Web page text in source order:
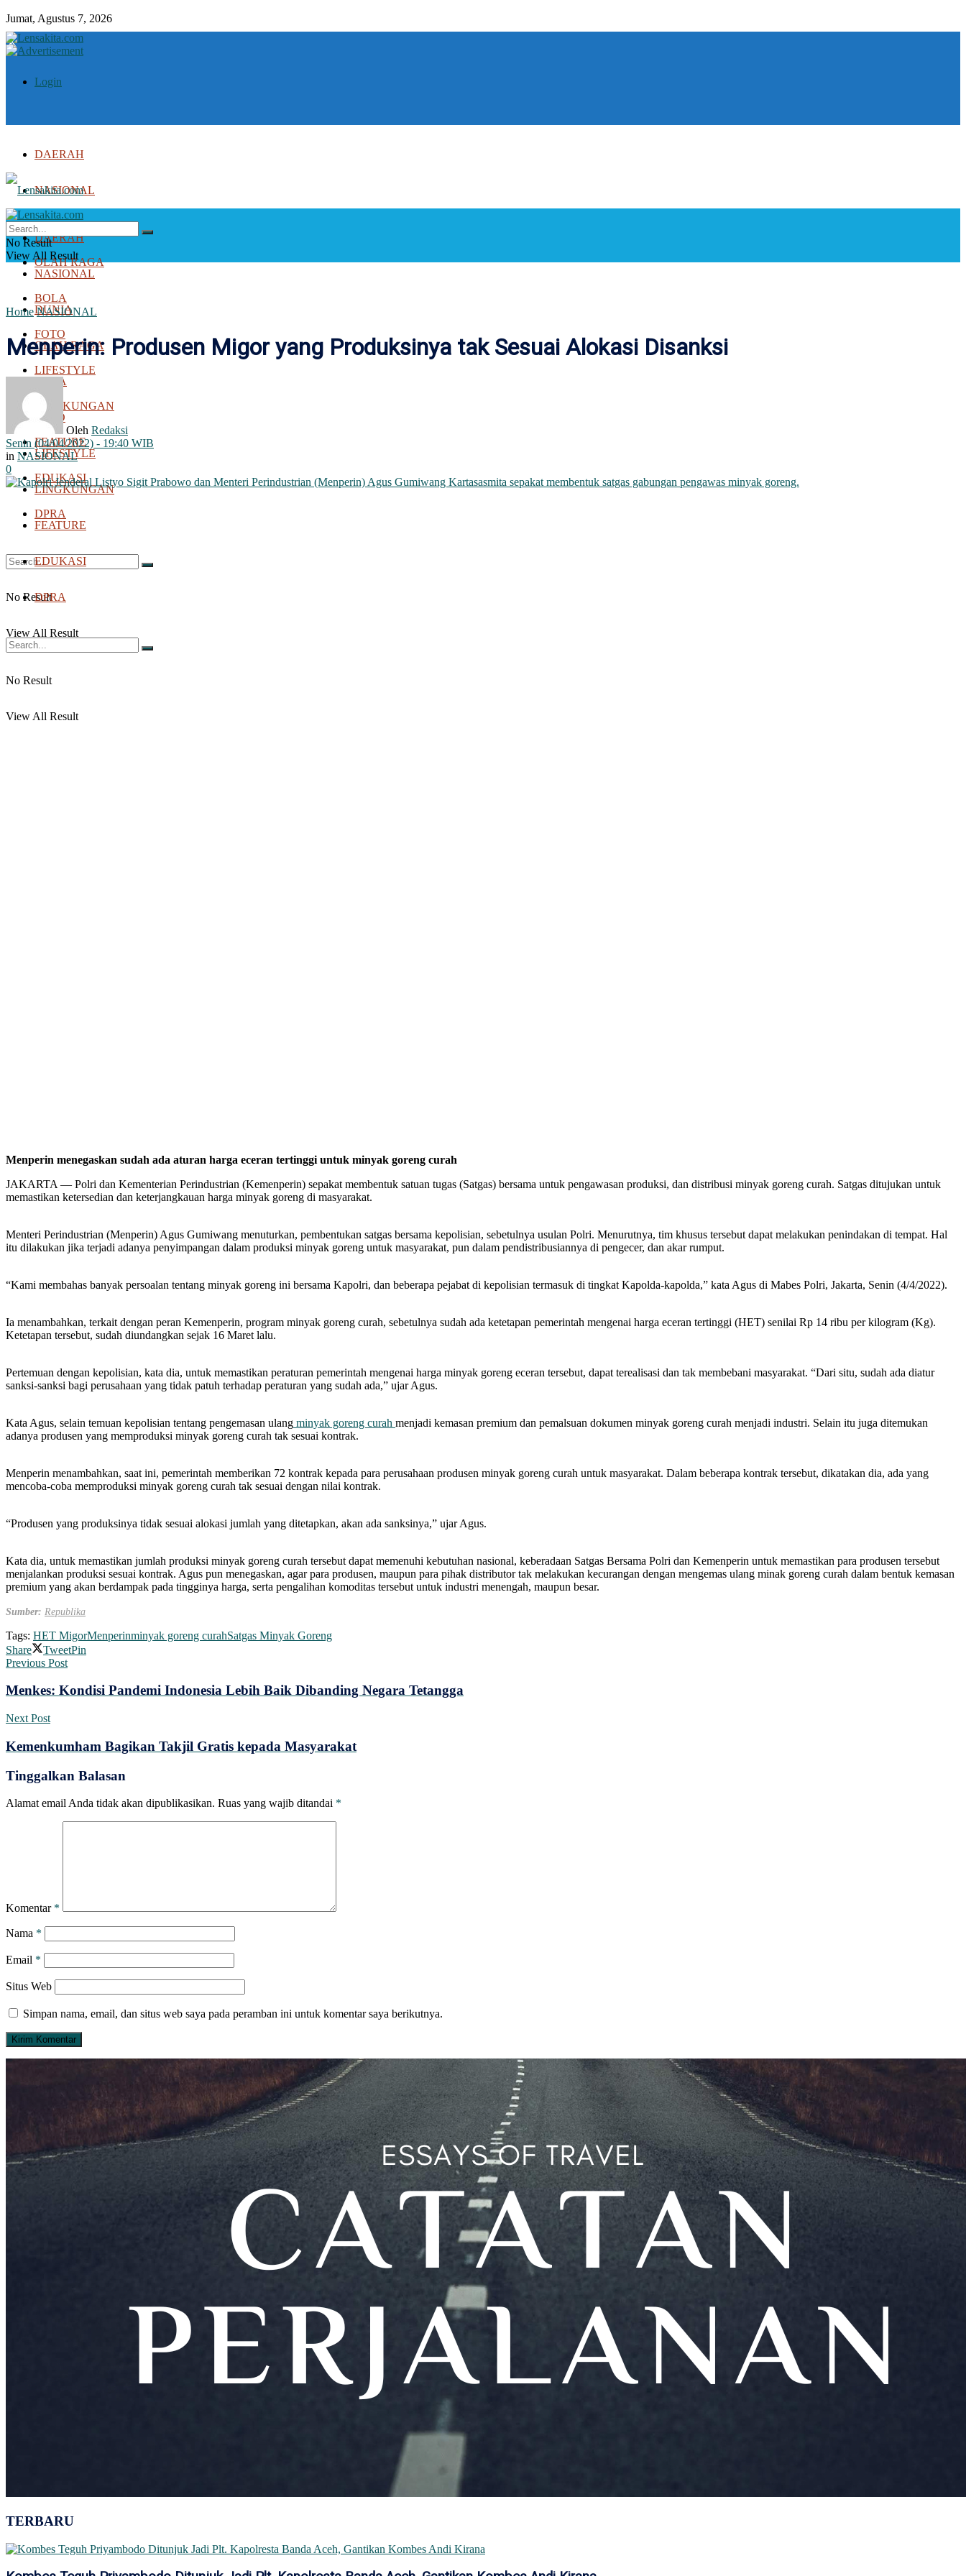
Jumat, Agustus 7, 2026
Login
DAERAH
NASIONAL
DUNIA
OLAH RAGA
BOLA
FOTO
LIFESTYLE
LINGKUNGAN
FEATURE
EDUKASI
DPRA
No Result
View All Result
DAERAH
NASIONAL
DUNIA
OLAH RAGA
BOLA
FOTO
LIFESTYLE
LINGKUNGAN
FEATURE
EDUKASI
DPRA
No Result
View All Result
No Result
View All Result
Home NASIONAL
Menperin: Produsen Migor yang Produksinya tak Sesuai Alokasi Disanksi
Oleh Redaksi
Senin (04/04/2022) - 19:40 WIB
in NASIONAL
0
Menperin menegaskan sudah ada aturan harga eceran tertinggi untuk minyak goreng curah
JAKARTA — Polri dan Kementerian Perindustrian (Kemenperin) sepakat membentuk satuan tugas (Satgas) bersama untuk pengawasan produksi, dan distribusi minyak goreng curah. Satgas ditujukan untuk
memastikan ketersedian dan keterjangkauan harga minyak goreng di masyarakat.
Menteri Perindustrian (Menperin) Agus Gumiwang menuturkan, pembentukan satgas bersama kepolisian, sebetulnya usulan Polri. Menurutnya, tim khusus tersebut dapat melakukan penindakan di tempat. Hal
itu dilakukan jika terjadi adanya penyimpangan dalam produksi minyak goreng untuk masyarakat, pun dalam pendistribusiannya di pengecer, dan akar rumput.
“Kami membahas banyak persoalan tentang minyak goreng ini bersama Kapolri, dan beberapa pejabat di kepolisian termasuk di tingkat Kapolda-kapolda,” kata Agus di Mabes Polri, Jakarta, Senin (4/4/2022).
Ia menambahkan, terkait dengan peran Kemenperin, program minyak goreng curah, sebetulnya sudah ada ketetapan pemerintah mengenai harga eceran tertinggi (HET) senilai Rp 14 ribu per kilogram (Kg).
Ketetapan tersebut, sudah diundangkan sejak 16 Maret lalu.
Pertemuan dengan kepolisian, kata dia, untuk memastikan peraturan pemerintah mengenai harga minyak goreng eceran tersebut, dapat terealisasi dan tak membebani masyarakat. “Dari situ, sudah ada diatur
sanksi-sanksi bagi perusahaan yang tidak patuh terhadap peraturan yang sudah ada,” ujar Agus.
Kata Agus, selain temuan kepolisian tentang pengemasan ulang minyak goreng curah menjadi kemasan premium dan pemalsuan dokumen minyak goreng curah menjadi industri. Selain itu juga ditemukan
adanya produsen yang memproduksi minyak goreng curah tak sesuai kontrak.
Menperin menambahkan, saat ini, pemerintah memberikan 72 kontrak kepada para perusahaan produsen minyak goreng curah untuk masyarakat. Dalam beberapa kontrak tersebut, dikatakan dia, ada yang
mencoba-coba memproduksi minyak goreng curah tak sesuai dengan nilai kontrak.
“Produsen yang produksinya tidak sesuai alokasi jumlah yang ditetapkan, akan ada sanksinya,” ujar Agus.
Kata dia, untuk memastikan jumlah produksi minyak goreng curah tersebut dapat memenuhi kebutuhan nasional, keberadaan Satgas Bersama Polri dan Kemenperin untuk memastikan para produsen tersebut
menjalankan produksi sesuai kontrak. Agus pun menegaskan, agar para produsen, maupun para pihak distributor tak melakukan kecurangan dengan mengemas ulang minak goreng curah dalam bentuk kemasan
premium yang akan berdampak pada tingginya harga, serta pengalihan komoditas tersebut untuk industri menengah, maupun besar.
Sumber: Republika
Tags: HET MigorMenperinminyak goreng curahSatgas Minyak Goreng
Share
TweetPin
Previous Post
Menkes: Kondisi Pandemi Indonesia Lebih Baik Dibanding Negara Tetangga
Next Post
Kemenkumham Bagikan Takjil Gratis kepada Masyarakat
Tinggalkan Balasan
Alamat email Anda tidak akan dipublikasikan. Ruas yang wajib ditandai *
Komentar *
Nama *
Email *
Situs Web
Simpan nama, email, dan situs web saya pada peramban ini untuk komentar saya berikutnya.
TERBARU